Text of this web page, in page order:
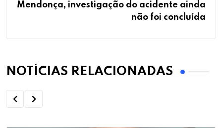
Mendonça, investigação do acidente ainda
não foi concluída
NOTÍCIAS RELACIONADAS